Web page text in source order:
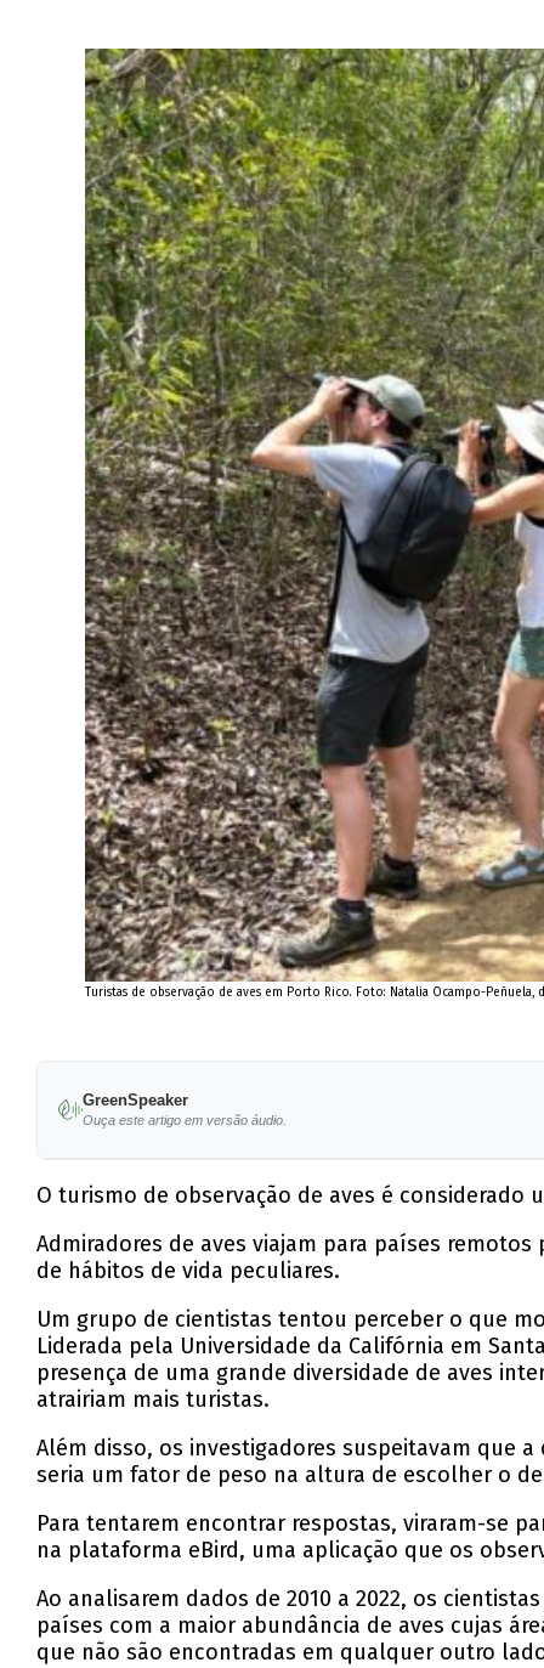
Turistas de observação de aves em Porto Rico. Foto: Natalia Ocampo-
GreenSpeaker
Ouça este artigo em versão áudio.
O turismo de observação de aves é
Admiradores de aves viajam para países
de hábitos de vida peculiares.
Um grupo de cientistas tentou perceber o que
Liderada pela Universidade da Califórnia em
presença de uma grande diversidade de aves
atrairiam mais turistas.
Além disso, os investigadores suspeitavam que
seria um fator de peso na altura de escolher o
Para tentarem encontrar respostas, viraram-se
na plataforma eBird, uma aplicação que os
Ao analisarem dados de 2010 a 2022, os
países com a maior abundância de aves cujas
que não são encontradas em qualquer outro